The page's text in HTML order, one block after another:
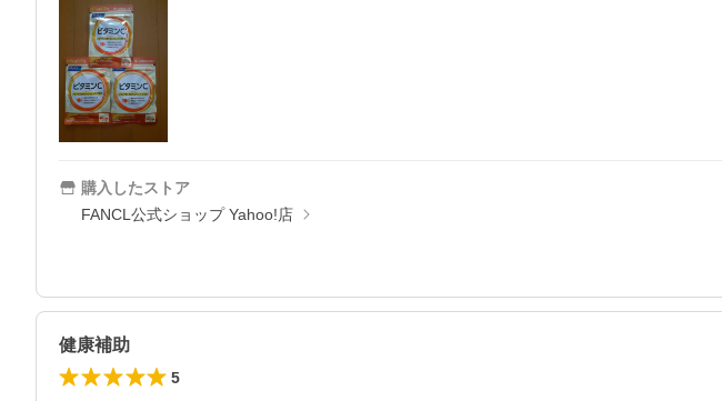
購入したストア
FANCL公式ショップ Yahoo!店
健康補助
5